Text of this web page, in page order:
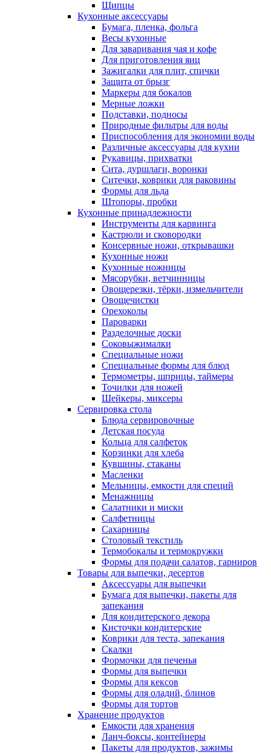
Щипцы
Кухонные аксессуары
Бумага, пленка, фольга
Весы кухонные
Для заваривания чая и кофе
Для приготовления яиц
Зажигалки для плит, спички
Защита от брызг
Маркеры для бокалов
Мерные ложки
Подставки, подносы
Природные фильтры для воды
Приспособления для экономии воды
Различные аксессуары для кухни
Рукавицы, прихватки
Сита, дуршлаги, воронки
Ситечки, коврики для раковины
Формы для льда
Штопоры, пробки
Кухонные принадлежности
Инструменты для карвинга
Кастрюли и сковородки
Консервные ножи, открывашки
Кухонные ножи
Кухонные ножницы
Мясорубки, ветчинницы
Овощерезки, тёрки, измельчители
Овощечистки
Орехоколы
Пароварки
Разделочные доски
Соковыжималки
Специальные ножи
Специальные формы для блюд
Термометры, шприцы, таймеры
Точилки для ножей
Шейкеры, миксеры
Сервировка стола
Блюда сервировочные
Детская посуда
Кольца для салфеток
Корзинки для хлеба
Кувшины, стаканы
Масленки
Мельницы, емкости для специй
Менажницы
Салатники и миски
Салфетницы
Сахарницы
Столовый текстиль
Термобокалы и термокружки
Формы для подачи салатов, гарниров
Товары для выпечки, десертов
Аксессуары для выпечки
Бумага для выпечки, пакеты для
запекания
Для кондитерского декора
Кисточки кондитерские
Коврики для теста, запекания
Скалки
Формочки для печенья
Формы для выпечки
Формы для кексов
Формы для оладий, блинов
Формы для тортов
Хранение продуктов
Емкости для хранения
Ланч-боксы, контейнеры
Пакеты для продуктов, зажимы